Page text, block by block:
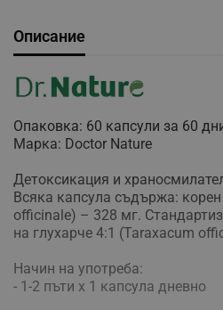
Описание
Опаковка: 60 капсули за 60
Марка: Doctor Nature
Детоксикация и
Всяка капсула съдържа:
officinale) – 328 мг.
на глухарче 4:1 (Taraxacum
Начин на употреба:
- 1-2 пъти х 1 капсула дневно